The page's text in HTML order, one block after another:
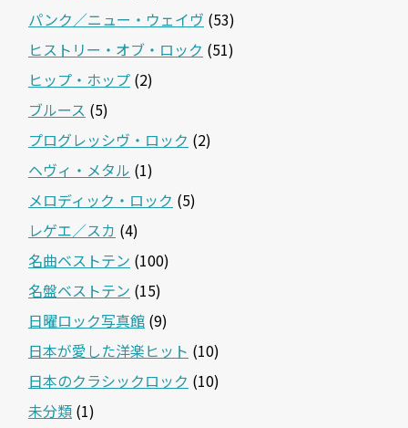
パンク／ニュー・ウェイヴ (53)
ヒストリー・オブ・ロック (51)
ヒップ・ホップ (2)
ブルース (5)
プログレッシヴ・ロック (2)
ヘヴィ・メタル (1)
メロディック・ロック (5)
レゲエ／スカ (4)
名曲ベストテン (100)
名盤ベストテン (15)
日曜ロック写真館 (9)
日本が愛した洋楽ヒット (10)
日本のクラシックロック (10)
未分類 (1)